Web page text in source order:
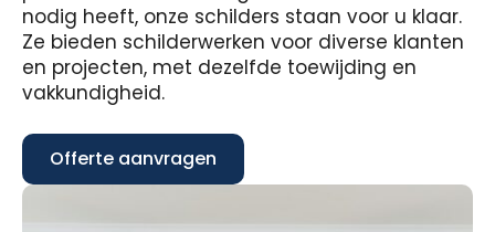
nodig heeft, onze schilders staan voor u klaar.
Ze bieden schilderwerken voor diverse klanten
en projecten, met dezelfde toewijding en
vakkundigheid.
Offerte aanvragen